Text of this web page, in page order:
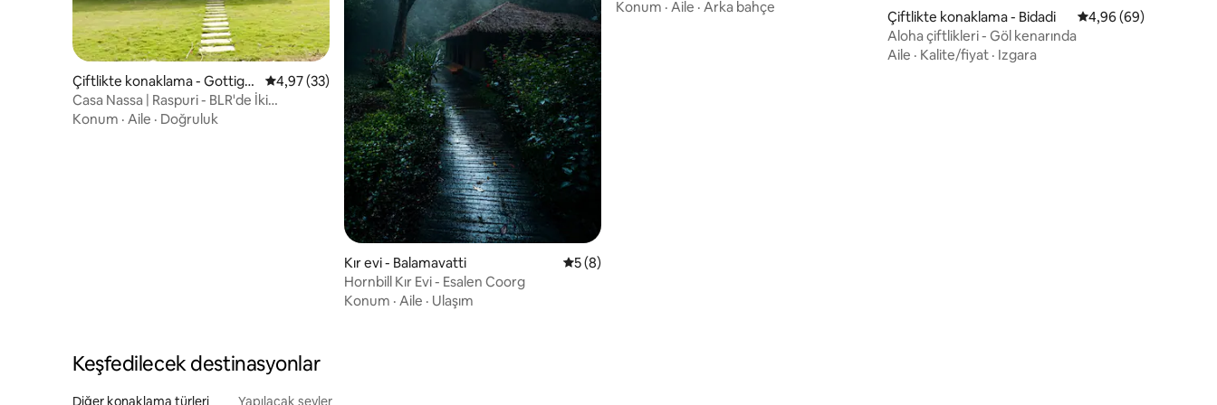
Çiftlikte konaklama - Gottige
Halli
5 üzerinden ortalama 4,97 puan, 33 değerlendirme
4,97 (33)
Casa Nassa | Raspuri - BLR'de İki
Dönümlük Çiftlik Evi
Konum · Aile · Doğruluk
Kır evi - Balamavatti 5 üzerinden ortalama 5 puan, 8 değerlendirme
5 (8)
Hornbill Kır Evi - Esalen Coorg
Konum · Aile · Ulaşım
Konum · Aile · Arka bahçe
Çiftlikte konaklama - Bidadi 5 üzerinden ortalama
4,96 (69)
Aloha çiftlikleri - Göl kenarında
Aile · Kalite/fiyat · Izgara
Keşfedilecek destinasyonlar